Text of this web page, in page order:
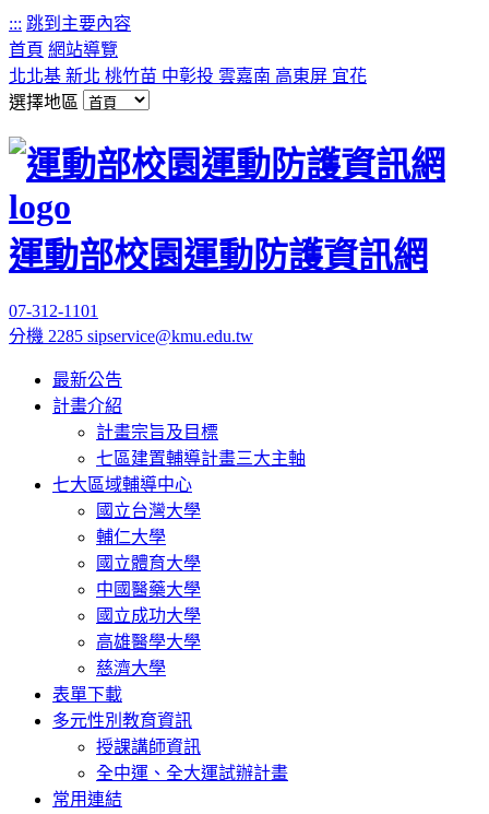
::: 跳到主要內容
首頁 網站導覽
北北基 新北 桃竹苗 中彰投 雲嘉南 高東屏 宜花
選擇地區
運動部校園運動防護資訊網
07-312-1101
分機 2285 sipservice@kmu.edu.tw
最新公告
計畫介紹
計畫宗旨及目標
七區建置輔導計畫三大主軸
七大區域輔導中心
國立台灣大學
輔仁大學
國立體育大學
中國醫藥大學
國立成功大學
高雄醫學大學
慈濟大學
表單下載
多元性別教育資訊
授課講師資訊
全中運、全大運試辦計畫
常用連結